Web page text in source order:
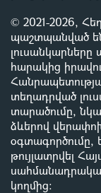
© 2021-2026,
պաշտպանված
հարակից
տեղադրված
տարածումը,
ձևերով
օգտագործումը,
թույլատրվել
կողմից: